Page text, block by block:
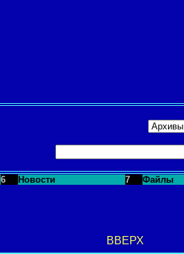
6 Новости 7 Файлы
ВВЕРХ